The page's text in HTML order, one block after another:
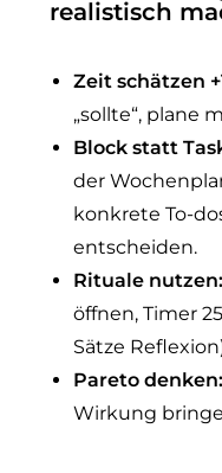
realistisch
Zeit schätzen
„sollte“, plane
Block statt
der
konkrete To-
entscheiden.
Rituale nutzen:
öffnen, Timer
Sätze
Pareto denken:
Wirkung